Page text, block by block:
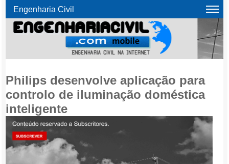
Engenharia Civil
Philips desenvolve aplicação para
controlo de iluminação doméstica
inteligente